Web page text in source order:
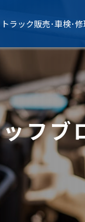
トラック販売･車検･修
フブ